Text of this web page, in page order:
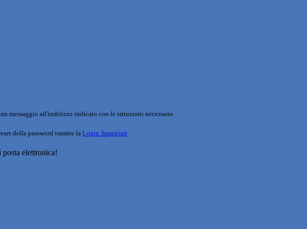
messaggio all'indirizzo indicato con le istruzioni necessarie.
della password tramite la Login Spaggiari
elettronica!